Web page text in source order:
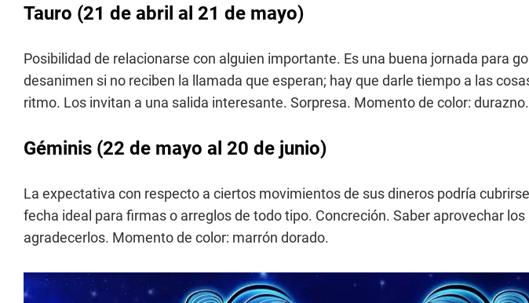
Tauro (21 de abril al 21 de mayo)
Posibilidad de relacionarse con alguien importante. Es una buena jornada para
desanimen si no reciben la llamada que esperan; hay que darle tiempo a las
ritmo. Los invitan a una salida interesante. Sorpresa. Momento de color: durazno.
Géminis (22 de mayo al 20 de junio)
La expectativa con respecto a ciertos movimientos de sus dineros podría
fecha ideal para firmas o arreglos de todo tipo. Concreción. Saber aprovechar
agradecerlos. Momento de color: marrón dorado.